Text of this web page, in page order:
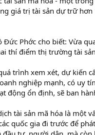
giá trị tài sản dự trữ
Phớc cho biết: Vừa
thí điểm thị trường tài
trình xem xét, dự kiến
nghiệp mạnh, có uy
động ổn định, sẽ ban
tài sản mã hóa là một
quốc gia đi trước để